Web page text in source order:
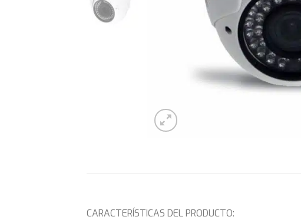
CARACTERÍSTICAS DEL PRODUCTO: